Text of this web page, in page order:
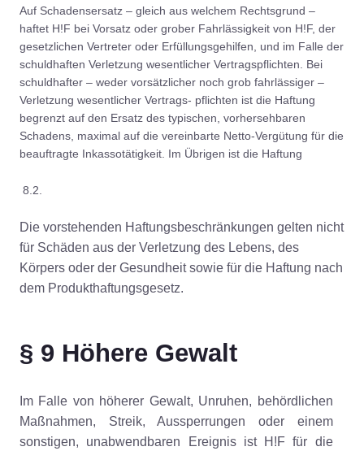
Auf Schadensersatz – gleich aus welchem Rechtsgrund –
haftet H!F bei Vorsatz oder grober Fahrlässigkeit von H!F, der
gesetzlichen Vertreter oder Erfüllungsgehilfen, und im Falle der
schuldhaften Verletzung wesentlicher Vertragspflichten. Bei
schuldhafter – weder vorsätzlicher noch grob fahrlässiger –
Verletzung wesentlicher Vertrags- pflichten ist die Haftung
begrenzt auf den Ersatz des typischen, vorhersehbaren
Schadens, maximal auf die vereinbarte Netto-Vergütung für die
beauftragte Inkassotätigkeit. Im Übrigen ist die Haftung
8.2.
Die vorstehenden Haftungsbeschränkungen gelten nicht
für Schäden aus der Verletzung des Lebens, des
Körpers oder der Gesundheit sowie für die Haftung nach
dem Produkthaftungsgesetz.
§ 9 Höhere Gewalt
Im Falle von höherer Gewalt, Unruhen, behördlichen
Maßnahmen, Streik, Aussperrungen oder einem
sonstigen, unabwendbaren Ereignis ist H!F für die